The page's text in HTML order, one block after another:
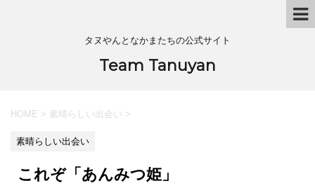
タヌやんとなかまたちの公式サイト
Team Tanuyan
HOME > 素晴らしい出会い >
素晴らしい出会い
これぞ「あんみつ姫」